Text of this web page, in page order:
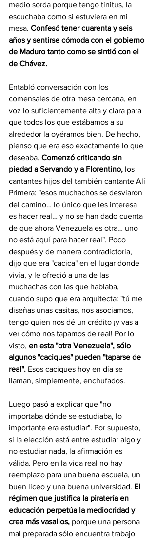
medio sorda porque tengo tinitus, la
escuchaba como si estuviera en mi
mesa. Confesó tener cuarenta y seis
años y sentirse cómoda con el gobierno
de Maduro tanto como se sintió con el
de Chávez.
Entabló conversación con los
comensales de otra mesa cercana, en
voz lo suficientemente alta y clara para
que todos los que estábamos a su
alrededor la oyéramos bien. De hecho,
pienso que era eso exactamente lo que
deseaba. Comenzó criticando sin
piedad a Servando y a Florentino, los
cantantes hijos del también cantante Alí
Primera: "esos muchachos se desviaron
del camino… lo único que les interesa
es hacer real… y no se han dado cuenta
de que ahora Venezuela es otra… uno
no está aquí para hacer real". Poco
después y de manera contradictoria,
dijo que era "cacica" en el lugar donde
vivía, y le ofreció a una de las
muchachas con las que hablaba,
cuando supo que era arquitecta: "tú me
diseñas unas casitas, nos asociamos,
tengo quien nos dé un crédito ¡y vas a
ver cómo nos tapamos de real! Por lo
visto, en esta "otra Venezuela", sólo
algunos "caciques" pueden "taparse de
real". Esos caciques hoy en día se
llaman, simplemente, enchufados.
Luego pasó a explicar que "no
importaba dónde se estudiaba, lo
importante era estudiar". Por supuesto,
si la elección está entre estudiar algo y
no estudiar nada, la afirmación es
válida. Pero en la vida real no hay
reemplazo para una buena escuela, un
buen liceo y una buena universidad. El
régimen que justifica la piratería en
educación perpetúa la mediocridad y
crea más vasallos, porque una persona
mal preparada sólo encuentra trabajo